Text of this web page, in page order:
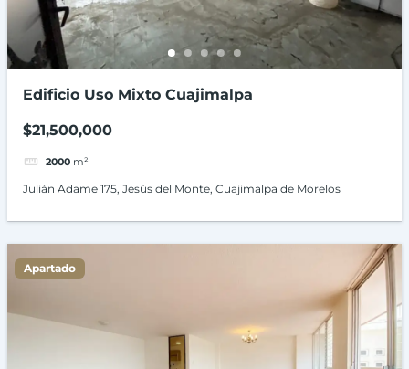
Edificio Uso Mixto Cuajimalpa
$21,500,000
2000 m²
Julián Adame 175, Jesús del Monte, Cuajimalpa de Morelos
Apartado